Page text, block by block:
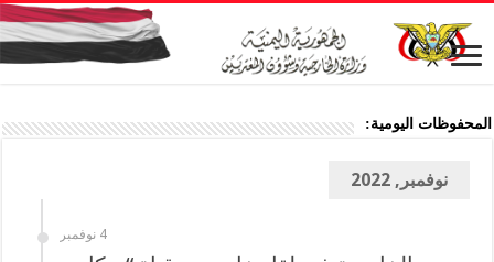
المحفوظات اليومية:
نوفمبر, 2022
4 نوفمبر